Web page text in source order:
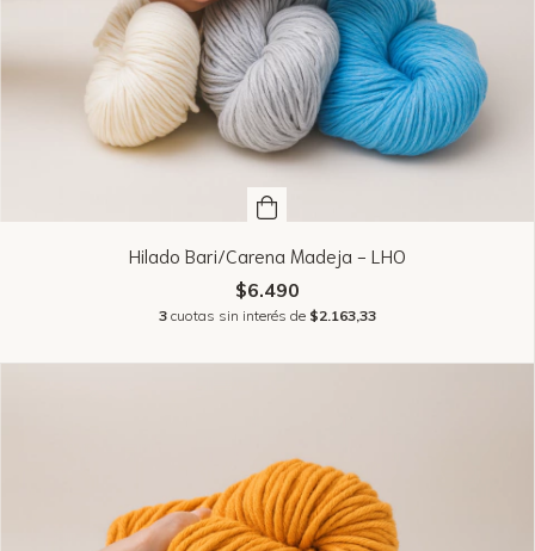
Hilado Bari/Carena Madeja - LHO
$6.490
3 cuotas sin interés de $2.163,33